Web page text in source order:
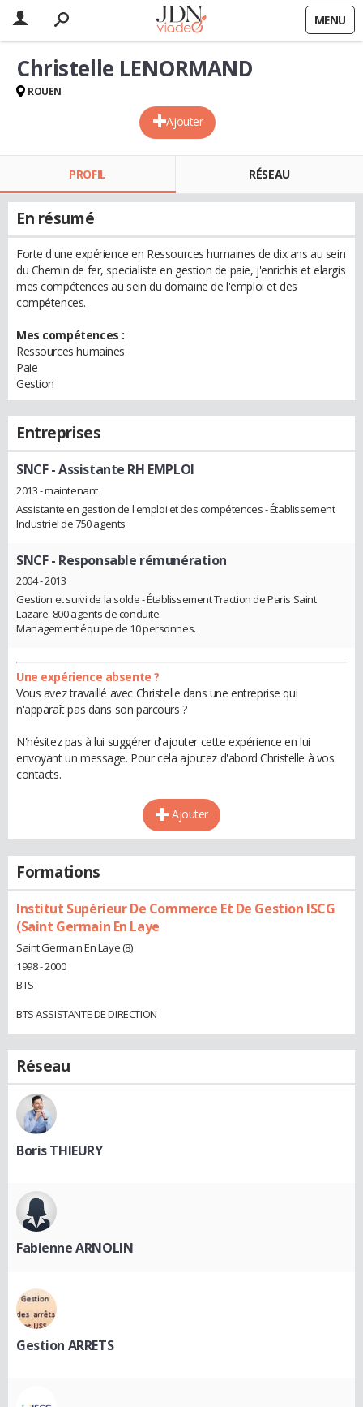
MENU
Ajouter
Christelle LENORMAND
ROUEN
PROFIL RÉSEAU
En résumé
Forte d'une expérience en Ressources humaines de dix ans au sein
du Chemin de fer, specialiste en gestion de paie, j'enrichis et elargis
mes compétences au sein du domaine de l'emploi et des
compétences.
Mes compétences :
Ressources humaines
Paie
Gestion
Entreprises
SNCF- Assistante RH EMPLOI
2013 - maintenant
Assistante en gestion de l'emploi et des compétences - Établissement
Industriel de 750 agents
SNCF- Responsable rémunération
2004 - 2013
Gestion et suivi de la solde - Établissement Traction de Paris Saint
Lazare. 800 agents de conduite.
Management équipe de 10 personnes.
Une expérience absente ?
Vous avez travaillé avec Christelle dans une entreprise qui
n'apparaît pas dans son parcours ?
N'hésitez pas à lui suggérer d'ajouter cette expérience en lui
envoyant un message. Pour cela ajoutez d'abord Christelle à vos
contacts.
Ajouter
Formations
Institut Supérieur De Commerce Et De Gestion ISCG
(Saint Germain En Laye
Saint Germain En Laye (8)
1998 - 2000
BTS
BTS ASSISTANTE DE DIRECTION
Réseau
Boris THIEURY
Fabienne ARNOLIN
Gestion ARRETS